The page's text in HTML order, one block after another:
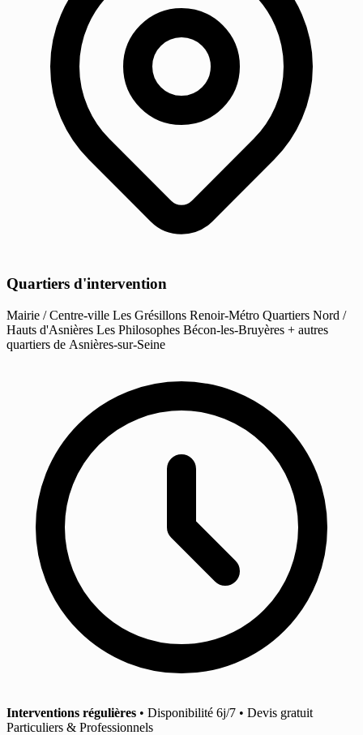
Quartiers d'intervention
Mairie / Centre-ville Les Grésillons Renoir-Métro Quartiers Nord /
Hauts d'Asnières Les Philosophes Bécon-les-Bruyères + autres
quartiers de Asnières-sur-Seine
Interventions régulières • Disponibilité 6j/7 • Devis gratuit
Particuliers & Professionnels